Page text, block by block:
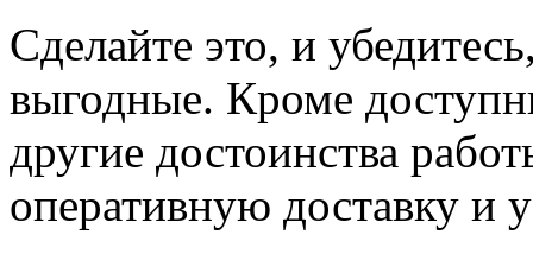
Сделайте это, и
выгодные. Кроме
другие достоинства
оперативную доставку и